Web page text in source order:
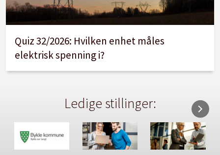
Quiz 32/2026: Hvilken enhet måles
elektrisk spenning i?
Ledige stillinger: